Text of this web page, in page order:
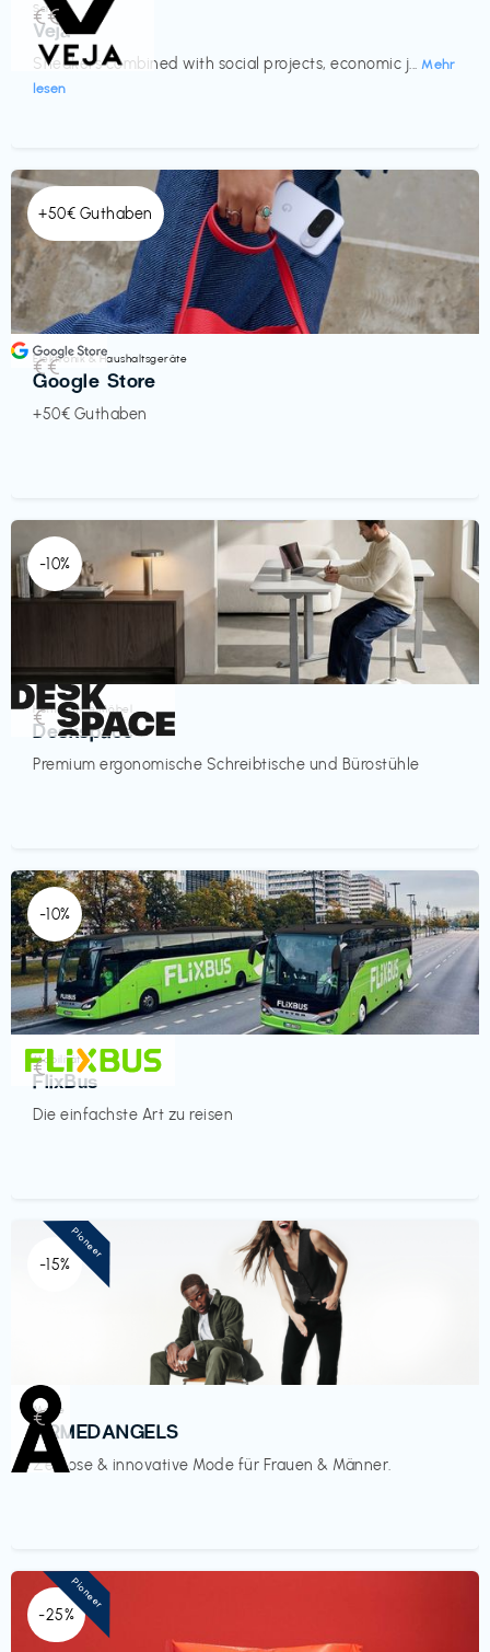
Schuhe
Veja
Sneakers combined with social projects, economic j... Mehr
lesen
€€‎
+50€ Guthaben
Elektronik & Haushaltsgeräte
Google Store
+50€ Guthaben
€€‎
-10%
Homeoffice Möbel
Deskspace
Premium ergonomische Schreibtische und Bürostühle
€‎
-10%
Mobilität
FlixBus
Die einfachste Art zu reisen
€‎
-15%
Mode
ARMEDANGELS
Zeitlose & innovative Mode für Frauen & Männer.
€‎
Pioneer
-25%
Pioneer